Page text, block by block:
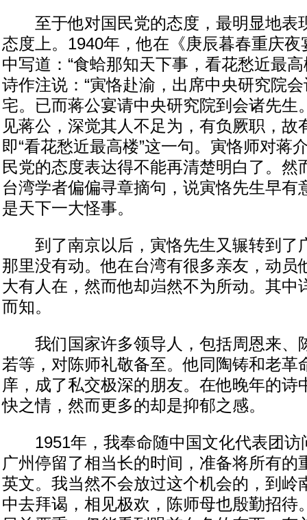
至于他对国民党的态度，最明显地表
态度上。1940年，他在《庚辰暮春重庆
中写道：“食蛤那知天下事，看花愁近最
诗作注说：“寅恪赴渝，出席中央研究院
宅。已而蒋公宴请中央研究院到会诸先生
见蒋公，深觉其人不足为，有负厥职，故
即“看花愁近最高楼”这一句。寅恪师对蒋
民党的态度表达得不能再清楚明白了。然
台湾学者偏偏寻章摘句，说寅恪先生早有
是天下一大怪事。
到了南京以后，寅恪先生又辗转到了
那里没有动。他在台湾有很多亲友，动员
大有人在，然而他却岿然不为所动。其中
而知。
我们国家许多领导人，包括周恩来、
若等，对陈师礼敬备至。他同陶铸和老革
庠，成了私交极深的朋友。在他晚年的诗
快之情，然而更多的却是抑郁之感。
1951年，我奉命随中国文化代表团访
广州停留了相当长的时间，准备将所有的
英文。我当然不会放过这个机会的，到岭
中去拜谒，相见极欢，陈师母也殷勤招待